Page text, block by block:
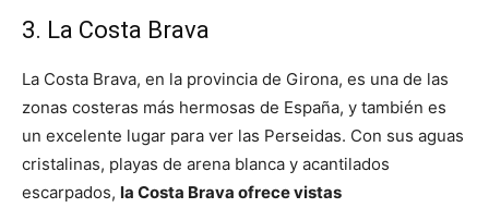
3. La Costa Brava
La Costa Brava, en la provincia de Girona, es una de las
zonas costeras más hermosas de España, y también es
un excelente lugar para ver las Perseidas. Con sus aguas
cristalinas, playas de arena blanca y acantilados
escarpados, la Costa Brava ofrece vistas